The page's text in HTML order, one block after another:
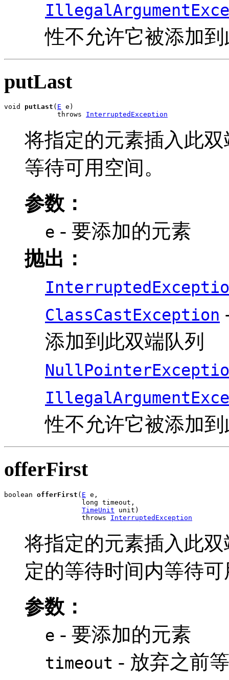
性不允许它被添加
putLast
void putLast ( E e)
             throws
InterruptedException
将指定的元素插入此
等待可用空间。
参数：
e - 要添加的元素
抛出：
ClassCastException
添加到此双端队列
性不允许它被添加
offerFirst
boolean offerFirst ( E e,
                   long timeout,
TimeUnit unit)
                   throws
InterruptedException
将指定的元素插入此
定的等待时间内等待
参数：
e - 要添加的元素
timeout - 放弃之前